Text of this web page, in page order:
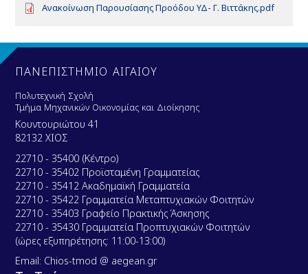
D
u
e
n
t
Ανακοίνωση Παρουσίασης Προόδου ΥΔ- Γ. Βιττάκης.pdf
ΠΑΝΕΠΙΣΤΗΜΙΟ ΑΙΓΑΙΟΥ
Πολυτεχνική Σχολή
Τμήμα Μηχανικών Οικονομίας και Διοίκησης
Κουντουριώτου 41
82132 ΧΙΟΣ
22710 - 35400 (Κέντρο)
22710 - 35402 Προϊσταμένη Γραμματείας
22710 - 35412 Ακαδημαϊκή Γραμματεία
22710 - 35422 Γραμματεία Μεταπτυχιακών Φοιτητών
22710 - 35403 Γραφείο Πρακτικής Άσκησης
22710 - 35430 Γραμματεία Προπτυχιακών Φοιτητών
(ώρες εξυπηρέτησης: 11:00-13:00)
Email: Chios-tmod @ aegean.gr